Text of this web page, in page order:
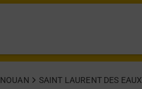
SAINT LAURENT DES EAUX